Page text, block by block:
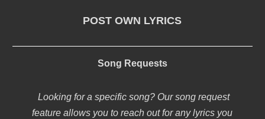
POST OWN LYRICS
Song Requests
Looking for a specific song? Our song request
feature allows you to reach out for any lyrics you